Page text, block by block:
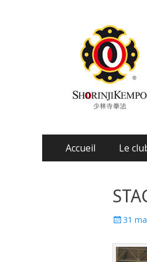
Menu
AllerAccueil Le
P
s
31